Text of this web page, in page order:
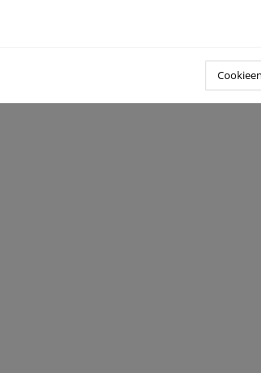
de Cambio Global en la Red de